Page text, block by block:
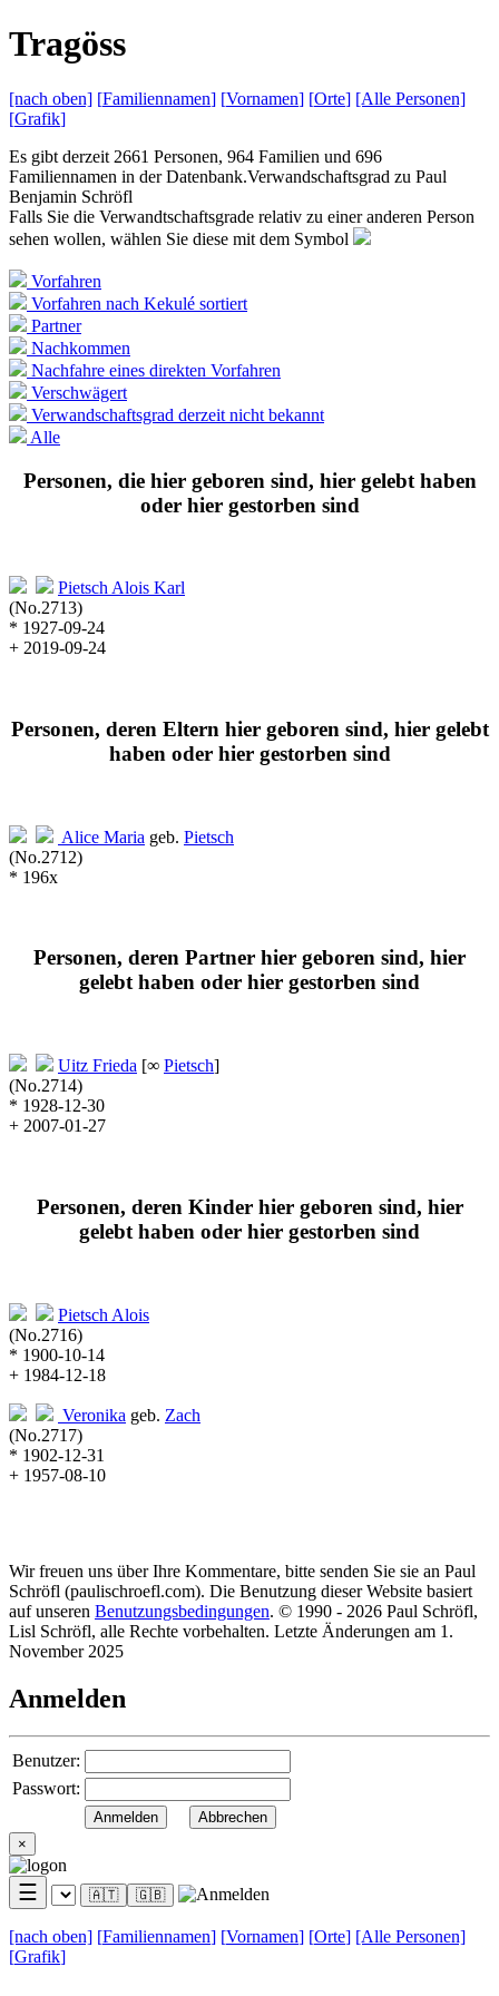
Tragöss
[nach oben] [Familiennamen] [Vornamen] [Orte] [Alle Personen]
[Grafik]
Es gibt derzeit 2661 Personen, 964 Familien und 696
Familiennamen in der Datenbank.Verwandschaftsgrad zu Paul
Benjamin Schröfl
Falls Sie die Verwandtschaftsgrade relativ zu einer anderen Person
sehen wollen, wählen Sie diese mit dem Symbol
Vorfahren
Vorfahren nach Kekulé sortiert
Partner
Nachkommen
Nachfahre eines direkten Vorfahren
Verschwägert
Verwandschaftsgrad derzeit nicht bekannt
Alle
Personen, die hier geboren sind, hier gelebt haben
oder hier gestorben sind
Pietsch Alois Karl
(No.2713)
* 1927-09-24
+ 2019-09-24
Personen, deren Eltern hier geboren sind, hier gelebt
haben oder hier gestorben sind
Alice Maria geb. Pietsch
(No.2712)
* 196x
Personen, deren Partner hier geboren sind, hier
gelebt haben oder hier gestorben sind
Uitz Frieda [∞ Pietsch]
(No.2714)
* 1928-12-30
+ 2007-01-27
Personen, deren Kinder hier geboren sind, hier
gelebt haben oder hier gestorben sind
Pietsch Alois
(No.2716)
* 1900-10-14
+ 1984-12-18
Veronika geb. Zach
(No.2717)
* 1902-12-31
+ 1957-08-10
Wir freuen uns über Ihre Kommentare, bitte senden Sie sie an Paul
Schröfl (paulischroefl.com). Die Benutzung dieser Website basiert
auf unseren Benutzungsbedingungen. © 1990 - 2026 Paul Schröfl,
Lisl Schröfl, alle Rechte vorbehalten. Letzte Änderungen am 1.
November 2025
Anmelden
Benutzer:
Passwort:
×
☰ 🇦🇹 🇬🇧
[nach oben] [Familiennamen] [Vornamen] [Orte] [Alle Personen]
[Grafik]